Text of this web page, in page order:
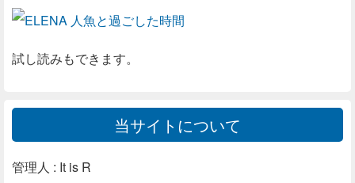
試し読みもできます。
当サイトについて
管理人 : It is R